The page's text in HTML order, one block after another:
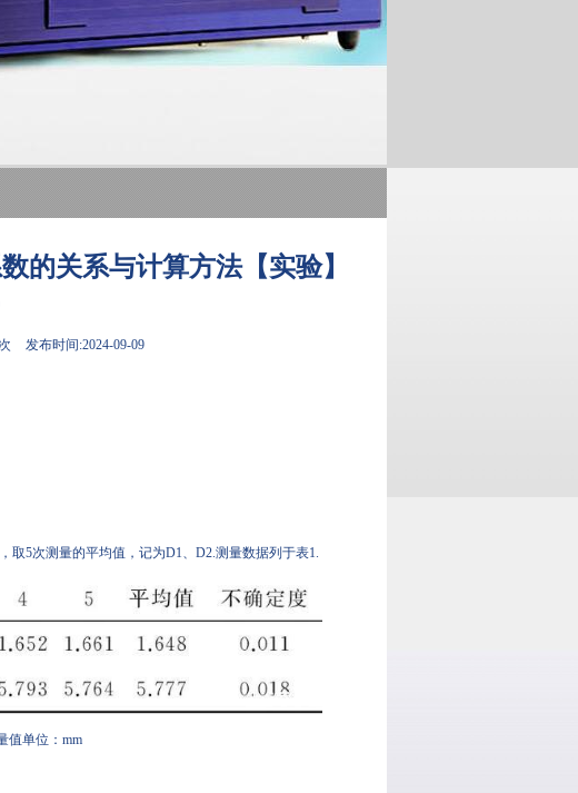
的关系与计算方法【实验】
发布时间:2024-09-09
取5次测量的平均值，记为D1、D2.测量数据列于表1.
值单位：mm